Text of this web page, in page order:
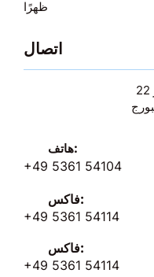
ظهرًا
اتصال
هاتف:
+49 5361 54104
فاكس:
+49 5361 54114
فاكس:
+49 5361 54114